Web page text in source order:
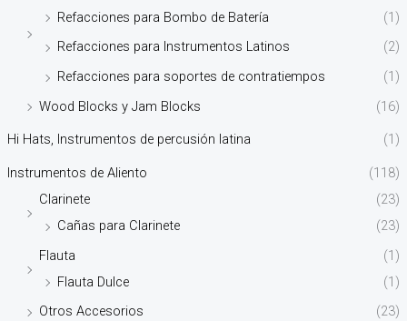
Refacciones para Bombo de Batería
(1)
Refacciones para Instrumentos Latinos
(2)
Refacciones para soportes de contratiempos
(1)
Wood Blocks y Jam Blocks
(16)
Hi Hats, Instrumentos de percusión latina (1)
Instrumentos de Aliento
(118)
Clarinete
(23)
Cañas para Clarinete
(23)
Flauta
(1)
Flauta Dulce
(1)
Otros Accesorios
(23)